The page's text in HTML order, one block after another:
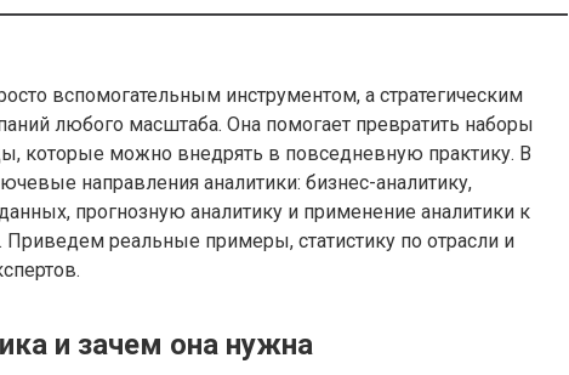
вспомогательным инструментом, а стратегическим
любого масштаба. Она помогает превратить наборы
которые можно внедрять в повседневную практику. В
направления аналитики: бизнес-аналитику,
прогнозную аналитику и применение аналитики к
реальные примеры, статистику по отрасли и
и зачем она нужна